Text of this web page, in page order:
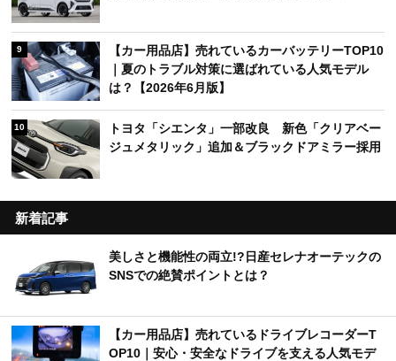
9
【カー用品店】売れているカーバッテリーTOP10
｜夏のトラブル対策に選ばれている人気モデル
は？【2026年6月版】
10
トヨタ「シエンタ」一部改良 新色「クリアベー
ジュメタリック」追加＆ブラックドアミラー採用
新着記事
美しさと機能性の両立!?日産セレナオーテックの
SNSでの絶賛ポイントとは？
【カー用品店】売れているドライブレコーダーT
OP10｜安心・安全なドライブを支える人気モデ